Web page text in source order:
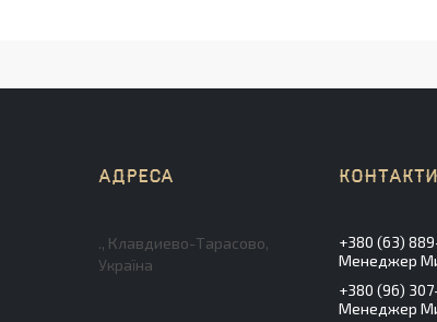
., Клавдиево-Тарасово,
Україна
+380 (63)
Менеджер
+380 (96)
Менеджер